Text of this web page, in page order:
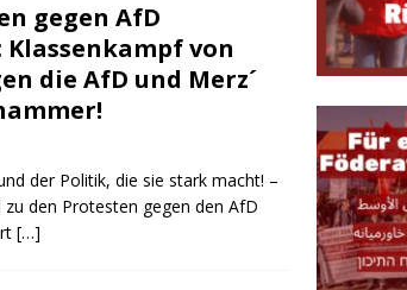
gegen AfD
von
die AfD und Merz´
der Politik, die sie stark macht! –
zu den Protesten gegen den AfD
[…]